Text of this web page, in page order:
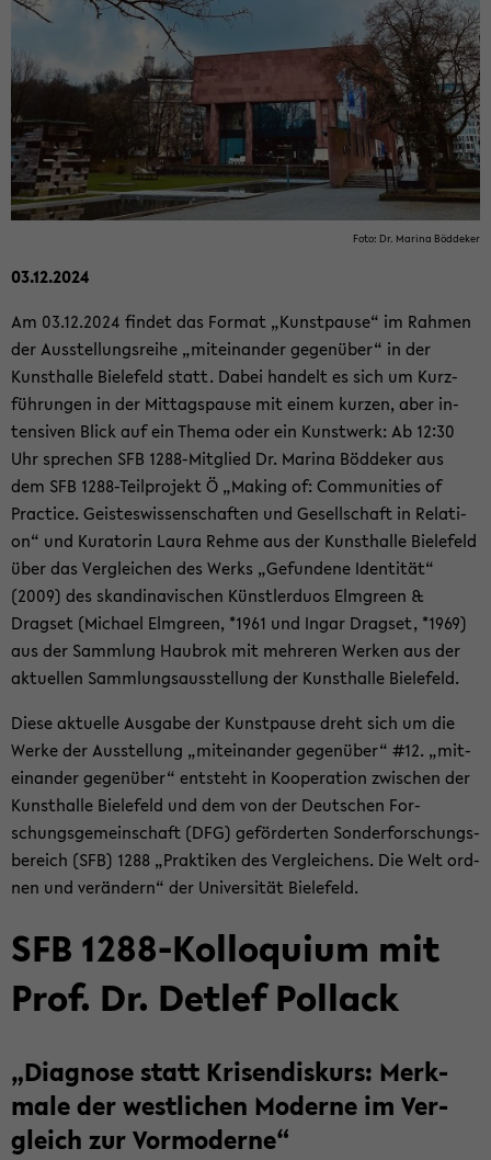
Foto: Dr. Ma­ri­na Böd­de­ker
03.12.2024
Am 03.12.2024 fin­det das For­mat „Kunst­pau­se“ im Rah­men
der Aus­stel­lungs­rei­he „mit­ein­an­der ge­gen­über“ in der
Kunst­hal­le Bie­le­feld statt. Dabei han­delt es sich um Kurz­
füh­run­gen in der Mit­tags­pau­se mit einem kur­zen, aber in­
ten­si­ven Blick auf ein Thema oder ein Kunst­werk: Ab 12:30
Uhr spre­chen SFB 1288-​Mitglied Dr. Ma­ri­na Böd­de­ker aus
dem SFB 1288-​Teilprojekt Ö „Ma­king of: Com­mu­nities of
Prac­ti­ce. Geis­tes­wis­sen­schaf­ten und Ge­sell­schaft in Re­la­ti­
on“ und Ku­ra­to­rin Laura Rehme aus der Kunst­hal­le Bie­le­feld
über das Ver­glei­chen des Werks „Ge­fun­de­ne Iden­ti­tät“
(2009) des skan­di­na­vi­schen Künst­ler­du­os Elm­green &
Drags­et (Mi­cha­el Elm­green, *1961 und Ingar Drags­et, *1969)
aus der Samm­lung Hau­brok mit meh­re­ren Wer­ken aus der
ak­tu­el­len Samm­lungs­aus­stel­lung der Kunst­hal­le Bie­le­feld.
Diese ak­tu­el­le Aus­ga­be der Kunst­pau­se dreht sich um die
Werke der Aus­stel­lung „mit­ein­an­der ge­gen­über“ #12. „mit­
ein­an­der ge­gen­über“ ent­steht in Ko­ope­ra­ti­on zwi­schen der
Kunst­hal­le Bie­le­feld und dem von der Deut­schen For­
schungs­ge­mein­schaft (DFG) ge­för­der­ten Son­der­for­schungs­
be­reich (SFB) 1288 „Prak­ti­ken des Ver­glei­chens. Die Welt ord­
nen und ver­än­dern“ der Uni­ver­si­tät Bie­le­feld.
SFB 1288-​Kolloquium mit
Prof. Dr. Det­lef Pol­lack
„Dia­gno­se statt Kri­sen­dis­kurs: Merk­
ma­le der west­li­chen Mo­der­ne im Ver­
gleich zur Vor­mo­der­ne“